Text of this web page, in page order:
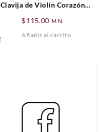
Clavija de Violín Corazón
$115.00 M.N.
Añadir al carrito